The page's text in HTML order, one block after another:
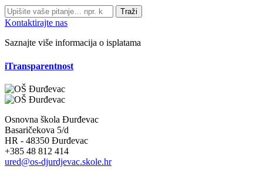
Traži
Kontaktirajte nas
Saznajte više informacija o isplatama
iTransparentnost
Osnovna škola Đurđevac
Basaričekova 5/d
HR - 48350 Đurđevac
+385 48 812 414
ured@os-djurdjevac.skole.hr